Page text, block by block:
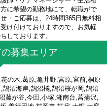
に希望の勤務地にて、転職がで
・ご応募は、24時間365日無料相
け付けておりますので、お気軽
しております。
募集エリア
の木,葛原,亀井野,宮原,宮前,桐原
沼海岸,鵠沼橘,鵠沼桜が岡,鵠沼
藤が谷,今田,小塚,湘南台,菖蒲沢,